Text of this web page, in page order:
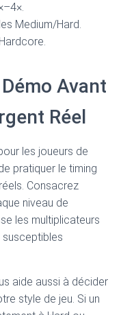
Medium/Hard.
Avant
Réel
les joueurs de
pratiquer le timing
Consacrez
niveau de
les multiplicateurs
aide aussi à décider
style de jeu. Si un